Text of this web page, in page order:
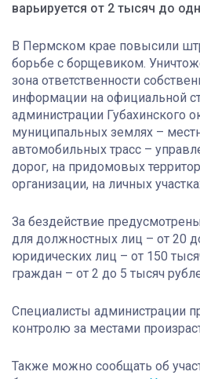
варьируется от 2 тысяч до
В Пермском крае повысили
борьбе с борщевиком.
зона ответственности
информации на официальной
администрации Губахинского
муниципальных землях –
автомобильных трасс –
дорог, на придомовых
организации, на личных
За бездействие
для должностных лиц – от 20
юридических лиц – от 150
граждан – от 2 до 5 тысяч
Специалисты администрации
контролю за местами
Также можно сообщать об